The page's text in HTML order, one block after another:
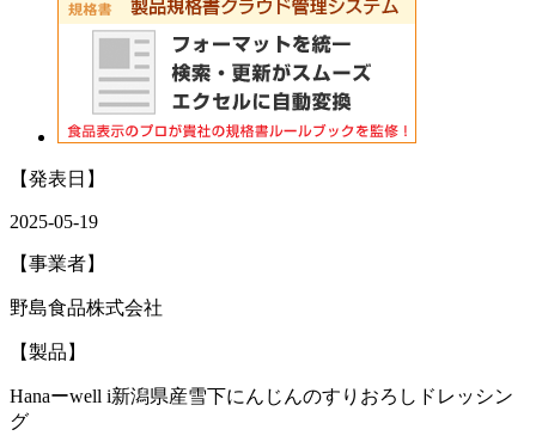
【発表日】
2025-05-19
【事業者】
野島食品株式会社
【製品】
Hanaーwell i新潟県産雪下にんじんのすりおろしドレッシン
グ